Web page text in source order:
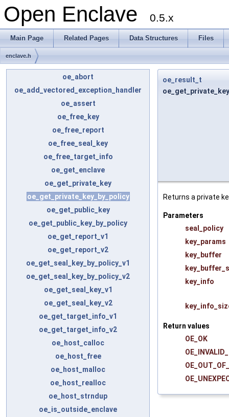
Open Enclave 0.5.x
Main Page Related Pages Data Structures Files
enclave.h
oe_abort
oe_add_vectored_exception_handler
oe_assert
oe_free_key
oe_free_report
oe_free_seal_key
oe_free_target_info
oe_get_enclave
oe_get_private_key
oe_get_private_key_by_policy
oe_get_public_key
oe_get_public_key_by_policy
oe_get_report_v1
oe_get_report_v2
oe_get_seal_key_by_policy_v1
oe_get_seal_key_by_policy_v2
oe_get_seal_key_v1
oe_get_seal_key_v2
oe_get_target_info_v1
oe_get_target_info_v2
oe_host_calloc
oe_host_free
oe_host_malloc
oe_host_realloc
oe_host_strndup
oe_is_outside_enclave
oe_result_t
Returns a private
Parameters
seal_policy
key_params
key_buffer
key_info
Return values
OE_OK